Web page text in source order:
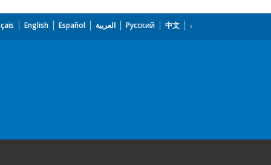
English Español العربية Русский 中文